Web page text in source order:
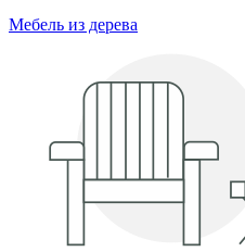
Мебель из дерева